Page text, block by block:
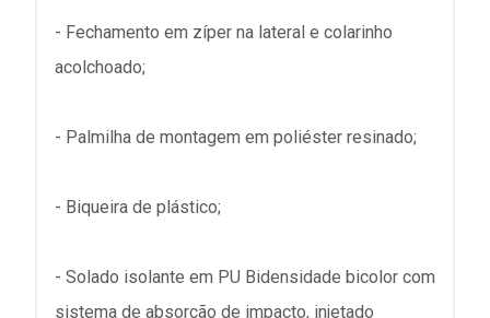
- Fechamento em zíper na lateral e colarinho
acolchoado;
- Palmilha de montagem em poliéster resinado;
- Biqueira de plástico;
- Solado isolante em PU Bidensidade bicolor com
sistema de absorção de impacto, injetado